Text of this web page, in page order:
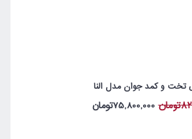
و کمد جوان مدل النا
75,800,000تومان